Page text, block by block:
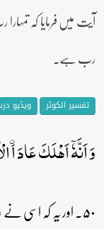
آیت میں فرمایا کہ
رب ہے۔
تفسیر الکوثر ویڈیو
وَ اَنَّہٗۤ اَہۡلَکَ عَادَ اۨ
۵۰۔ اور یہ کہ اسی نے عاد اولیٰ کو ہلاک کیا۔